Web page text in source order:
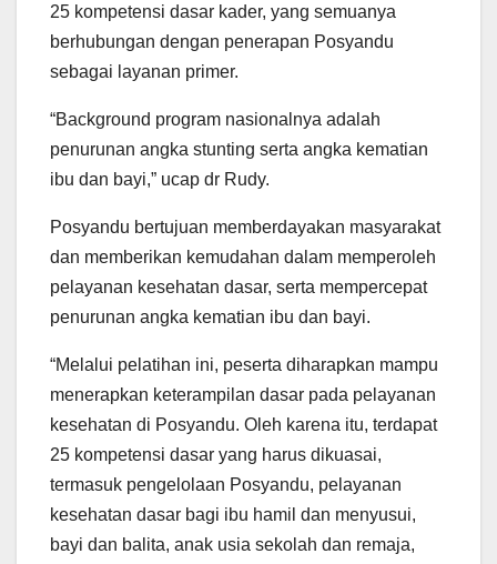
25 kompetensi dasar kader, yang semuanya
berhubungan dengan penerapan Posyandu
sebagai layanan primer.
“Background program nasionalnya adalah
penurunan angka stunting serta angka kematian
ibu dan bayi,” ucap dr Rudy.
Posyandu bertujuan memberdayakan masyarakat
dan memberikan kemudahan dalam memperoleh
pelayanan kesehatan dasar, serta mempercepat
penurunan angka kematian ibu dan bayi.
“Melalui pelatihan ini, peserta diharapkan mampu
menerapkan keterampilan dasar pada pelayanan
kesehatan di Posyandu. Oleh karena itu, terdapat
25 kompetensi dasar yang harus dikuasai,
termasuk pengelolaan Posyandu, pelayanan
kesehatan dasar bagi ibu hamil dan menyusui,
bayi dan balita, anak usia sekolah dan remaja,